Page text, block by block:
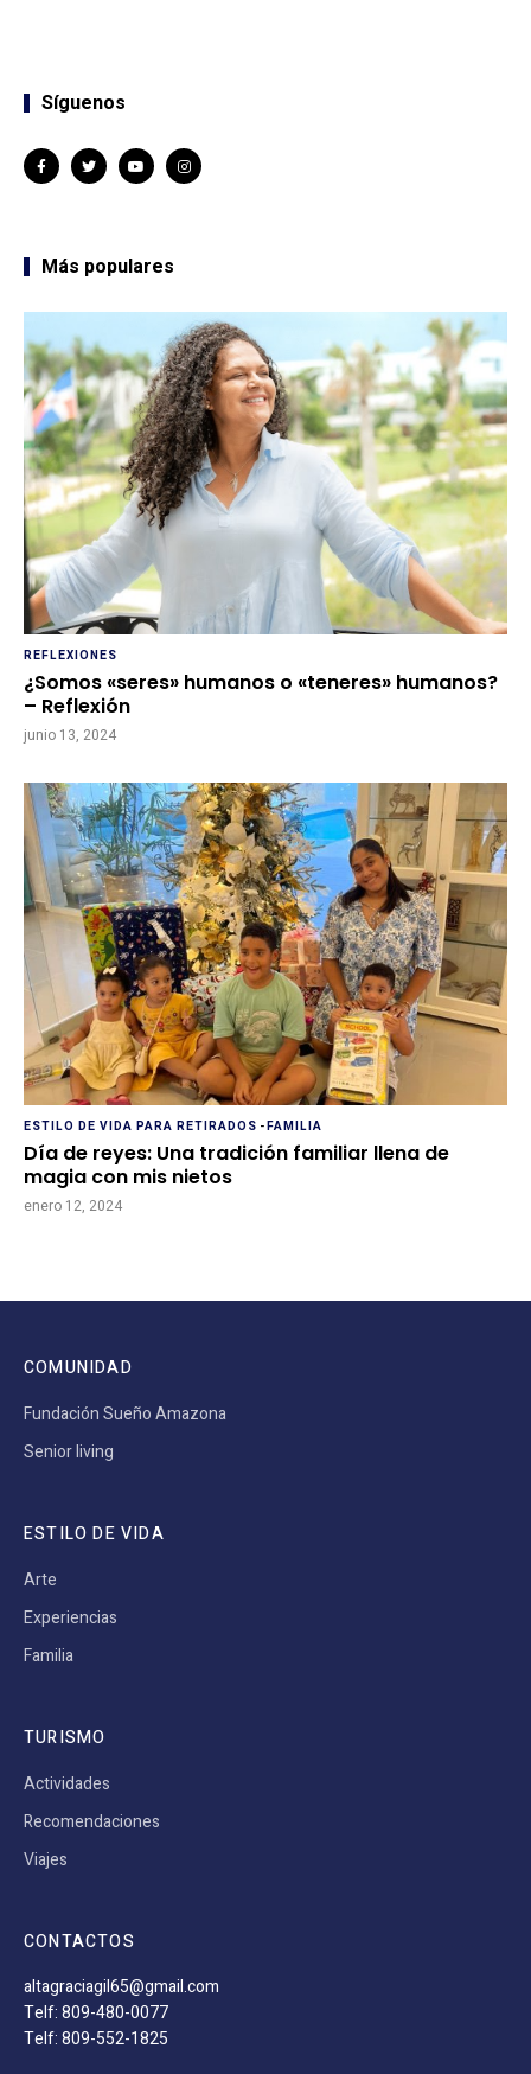
Síguenos
Más populares
REFLEXIONES
¿Somos «seres» humanos o «teneres» humanos?
– Reflexión
junio 13, 2024
ESTILO DE VIDA PARA RETIRADOS -FAMILIA
Día de reyes: Una tradición familiar llena de
magia con mis nietos
enero 12, 2024
COMUNIDAD
Fundación Sueño Amazona
Senior living
ESTILO DE VIDA
Arte
Experiencias
Familia
TURISMO
Actividades
Recomendaciones
Viajes
CONTACTOS
altagraciagil65@gmail.com
Telf: 809-480-0077
Telf: 809-552-1825